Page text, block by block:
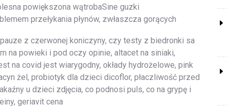
powiększona wątrobaSine guzki
przełykania płynów, zwłaszcza gorących
z czerwonej koniczyny, czy testy z biedronki sa
na powieki i pod oczy opinie, altacet na siniaki,
na covid jest wiarygodny, okłady hydrożelowe, pink
żel, probiotyk dla dzieci dicoflor, płaczliwość przed
u dzieci zdjęcia, co podnosi puls, co na grypę i
geriavit cena